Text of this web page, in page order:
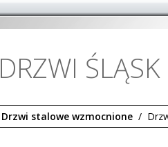
DRZWI ŚLĄSK
Drzwi stalowe wzmocnione